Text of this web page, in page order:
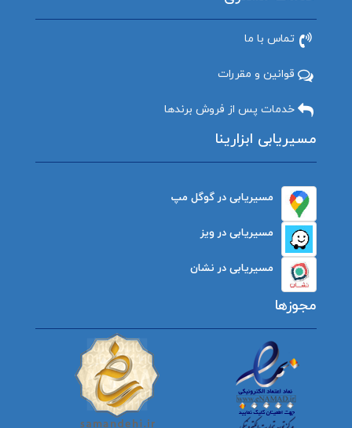
تماس با ما
قوانین و مقررات
خدمات پس از فروش برندها
مسیریابی ابزارینا
مسیریابی در گوگل مپ
مسیریابی در ویز
مسیریابی در نشان
مجوزها